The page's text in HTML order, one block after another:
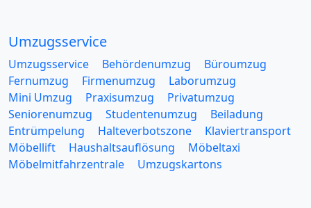
Umzugsservice
Umzugsservice Behördenumzug
Büroumzug
Fernumzug
Firmenumzug
Laborumzug
Mini Umzug
Praxisumzug
Privatumzug
Seniorenumzug
Studentenumzug
Beiladung
Entrümpelung
Halteverbotszone
Klaviertransport
Möbellift
Haushaltsauflösung
Möbeltaxi
Möbelmitfahrzentrale
Umzugskartons